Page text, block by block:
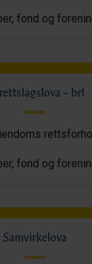
fond og
– brl
fond og
Samvirkelova